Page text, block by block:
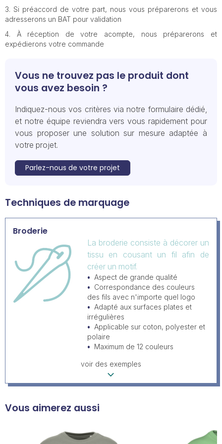
Si préaccord de votre part, nous vous préparerons et vous
adresserons un BAT pour validation
À réception de votre acompte, nous préparerons et
expédierons votre commande
Vous ne trouvez pas le produit dont
vous avez besoin ?
Indiquez-nous vos critères via notre formulaire dédié,
et notre équipe reviendra vers vous rapidement pour
vous proposer une solution sur mesure adaptée à
votre projet.
Parlez-nous de votre projet
Techniques de marquage
Broderie
La broderie consiste à décorer un
tissu en cousant un fil afin de
créer un motif.
Aspect de grande qualité
Correspondance des couleurs
des fils avec n'importe quel logo
Adapté aux surfaces plates et
irrégulières
Applicable sur coton, polyester et
polaire
Maximum de 12 couleurs
voir des exemples
Vous aimerez aussi